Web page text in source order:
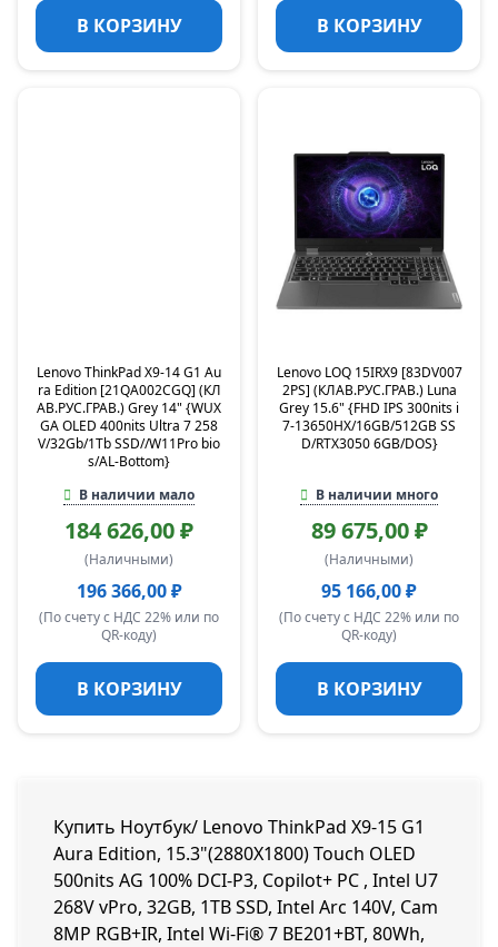
В КОРЗИНУ В КОРЗИНУ
Lenovo ThinkPad X9-14 G1 Au
ra Edition [21QA002CGQ] (КЛ
АВ.РУС.ГРАВ.) Grey 14" {WUX
GA OLED 400nits Ultra 7 258
V/32Gb/1Tb SSD//W11Pro bio
s/AL-Bottom}
В наличии мало
184 626,00 ₽
(Наличными)
196 366,00 ₽
(По счету с НДС 22% или по
QR-коду)
В КОРЗИНУ
Lenovo LOQ 15IRX9 [83DV007
2PS] (КЛАВ.РУС.ГРАВ.) Luna
Grey 15.6" {FHD IPS 300nits i
7-13650HX/16GB/512GB SS
D/RTX3050 6GB/DOS}
В наличии много
89 675,00 ₽
(Наличными)
95 166,00 ₽
(По счету с НДС 22% или по
QR-коду)
В КОРЗИНУ
Купить Ноутбук/ Lenovo ThinkPad X9-15 G1
Aura Edition, 15.3"(2880X1800) Touch OLED
500nits AG 100% DCI-P3, Copilot+ PC , Intel U7
268V vPro, 32GB, 1TB SSD, Intel Arc 140V, Cam
8MP RGB+IR, Intel Wi-Fi® 7 BE201+BT, 80Wh,